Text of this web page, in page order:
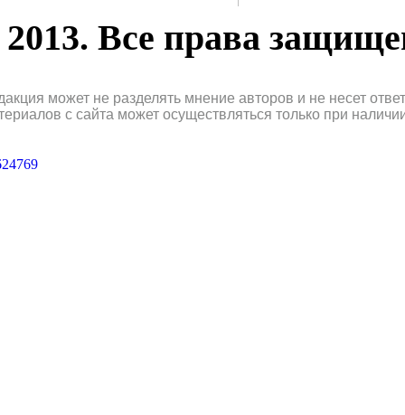
2013. Все права
может не разделять мнение авторов и не несет
с сайта может осуществляться только при